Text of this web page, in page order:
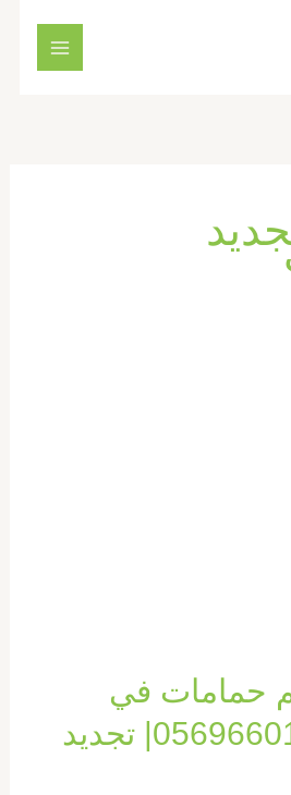
حمامات في
الشارقة |0569660143| تجديد